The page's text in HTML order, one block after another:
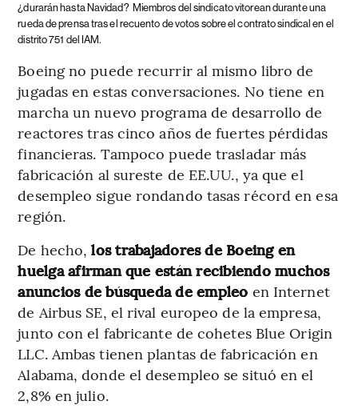
¿durarán hasta Navidad? Miembros del sindicato vitorean durante una
rueda de prensa tras el recuento de votos sobre el contrato sindical en el
distrito 751 del IAM.
Boeing no puede recurrir al mismo libro de
jugadas en estas conversaciones. No tiene en
marcha un nuevo programa de desarrollo de
reactores tras cinco años de fuertes pérdidas
financieras. Tampoco puede trasladar más
fabricación al sureste de EE.UU., ya que el
desempleo sigue rondando tasas récord en esa
región.
De hecho,los trabajadores de Boeing en
huelga afirman que están recibiendo muchos
anuncios de búsqueda de empleo en Internet
de Airbus SE, el rival europeo de la empresa,
junto con el fabricante de cohetes Blue Origin
LLC. Ambas tienen plantas de fabricación en
Alabama, donde el desempleo se situó en el
2,8% en julio.